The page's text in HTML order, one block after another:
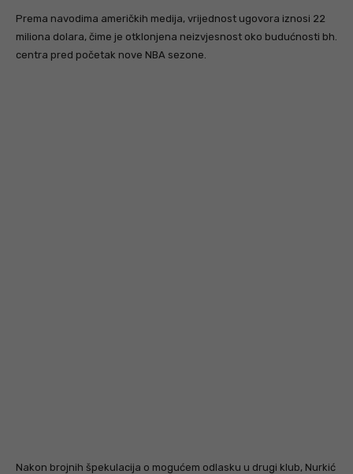
Prema navodima američkih medija, vrijednost ugovora iznosi 22
miliona dolara, čime je otklonjena neizvjesnost oko budućnosti bh.
centra pred početak nove NBA sezone.
Nakon brojnih špekulacija o mogućem odlasku u drugi klub, Nurkić